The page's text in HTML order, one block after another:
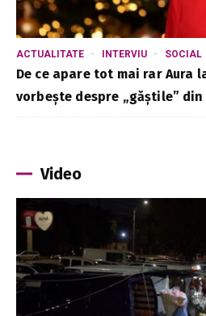
ACTUALITATE INTERVIU SOCIAL
De ce apare tot mai rar Aura
vorbește despre „găștile” din
Video